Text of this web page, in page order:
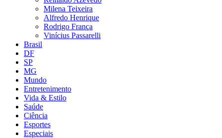
Milena Teixeira
Alfredo Henrique
Rodrigo França
Vinícius Passarelli
Brasil
DF
SP
MG
Mundo
Entretenimento
Vida & Estilo
Saúde
Ciência
Esportes
Especiais